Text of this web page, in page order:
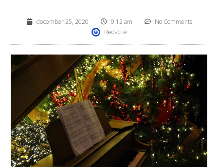
december 25, 2020 9:12 am
No Comments
Redactie